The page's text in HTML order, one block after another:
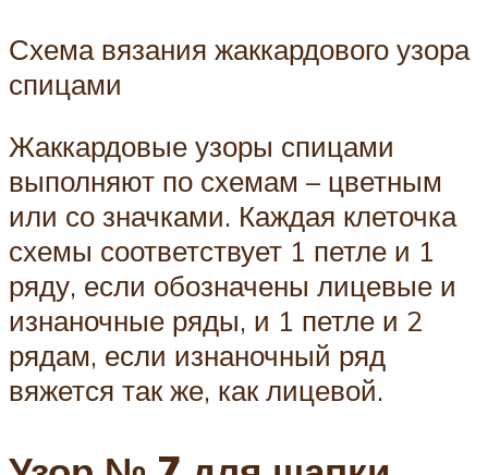
Схема вязания жаккардового узора
спицами
Жаккардовые узоры спицами
выполняют по схемам – цветным
или со значками. Каждая клеточка
схемы соответствует 1 петле и 1
ряду, если обозначены лицевые и
изнаночные ряды, и 1 петле и 2
рядам, если изнаночный ряд
вяжется так же, как лицевой.